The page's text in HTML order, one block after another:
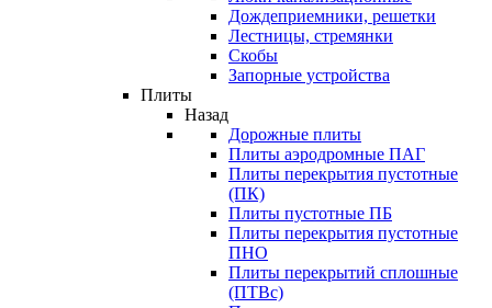
Дождеприемники, решетки
Лестницы, стремянки
Скобы
Запорные устройства
Плиты
Назад
Дорожные плиты
Плиты аэродромные ПАГ
Плиты перекрытия пустотные
(ПК)
Плиты пустотные ПБ
Плиты перекрытия пустотные
ПНО
Плиты перекрытий сплошные
(ПТВс)